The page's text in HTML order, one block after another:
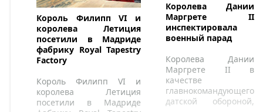
Король Филипп VI и
королева Летиция
посетили в Мадриде
фабрику Royal Tapestry
Factory
Король Филипп VI и
королева Летиция
посетили в Мадриде
Королева Дании
Маргрете II
инспектировала
военный парад
Королева Дании
Маргрете II в
качестве
главнокомандующего
датской обороной,